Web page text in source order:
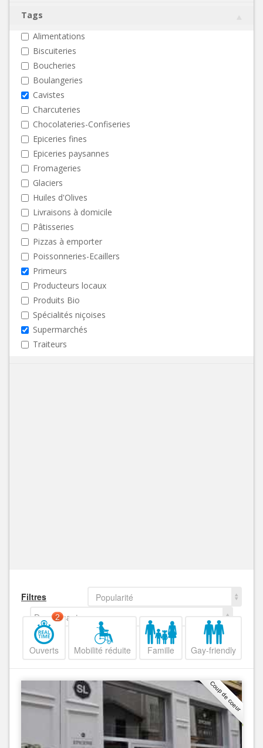
Tags
Alimentations
Biscuiteries
Boucheries
Boulangeries
Cavistes
Charcuteries
Chocolateries-Confiseries
Epiceries fines
Epiceries paysannes
Fromageries
Glaciers
Huiles d'Olives
Livraisons à domicile
Pâtisseries
Pizzas à emporter
Poissonneries-Ecaillers
Primeurs
Producteurs locaux
Produits Bio
Spécialités niçoises
Supermarchés
Traiteurs
Filtres
Popularité
Decroissant
Ouverts
2
Mobilité réduite Famille Gay-friendly
Coup de coeur